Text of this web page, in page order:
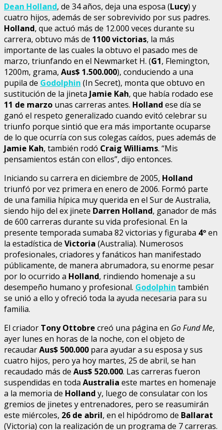
Dean Holland, de 34 años, deja una esposa (Lucy) y
cuatro hijos, además de ser sobrevivido por sus padres.
Holland, que actuó más de 12.000 veces durante su
carrera, obtuvo más de 1100 victorias, la más
importante de las cuales la obtuvo el pasado mes de
marzo, triunfando en el Newmarket H. (G1, Flemington,
1200m, grama, Aus$ 1.500.000), conduciendo a una
pupila de Godolphin (In Secret), monta que obtuvo en
sustitución de la jineta Jamie Kah, que había rodado ese
11 de marzo unas carreras antes. Holland ese día se
ganó el respeto generalizado cuando evitó celebrar su
triunfo porque sintió que era más importante ocuparse
de lo que ocurría con sus colegas caídos, pues además de
Jamie Kah, también rodó Craig Williams. “Mis
pensamientos están con ellos”, dijo entonces.
Iniciando su carrera en diciembre de 2005, Holland
triunfó por vez primera en enero de 2006. Formó parte
de una familia hípica muy querida en el Sur de Australia,
siendo hijo del ex jinete Darren Holland, ganador de más
de 600 carreras durante su vida profesional. En la
presente temporada sumaba 82 victorias y figuraba 4ºen
la estadística de Victoria (Australia). Numerosos
profesionales, criadores y fanáticos han manifestado
públicamente, de manera abrumadora, su enorme pesar
por lo ocurrido a Holland, rindiendo homenaje a su
desempeño humano y profesional. Godolphin también
se unió a ello y ofreció toda la ayuda necesaria para su
familia.
El criador Tony Ottobre creó una página en Go Fund Me,
ayer lunes en horas de la noche, con el objeto de
recaudarAus$ 500.000 para ayudar a su esposa y sus
cuatro hijos, pero ya hoy martes, 25 de abril, se han
recaudado más de Aus$ 520.000. Las carreras fueron
suspendidas en toda Australia este martes en homenaje
a la memoria de Holland y, luego de consulatar con los
gremios de jinetes y entrenadores, pero se reasumirán
este miércoles, 26 de abril, en el hipódromo de Ballarat
(Victoria) con la realización de un programa de 7 carreras.